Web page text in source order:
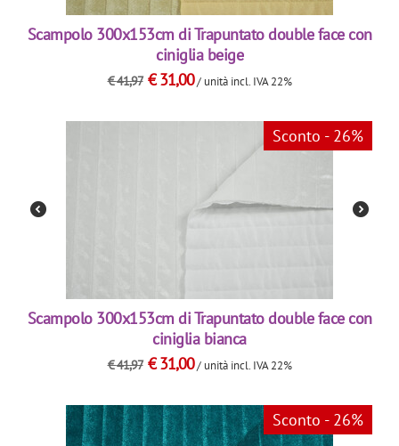
Scampolo 300x153cm di Trapuntato double face con
ciniglia beige
€41,97 €31,00 / unità incl. IVA 22%
Sconto - 26%
Scampolo 300x153cm di Trapuntato double face con
ciniglia bianca
€41,97 €31,00 / unità incl. IVA 22%
Sconto - 26%